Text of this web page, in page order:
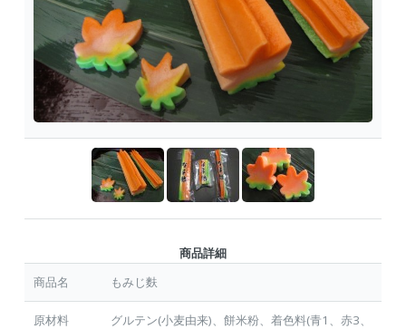
商品詳細
商品名
もみじ麩
原材料
グルテン(小麦由来)、餅米粉、着色料(青1、赤3、